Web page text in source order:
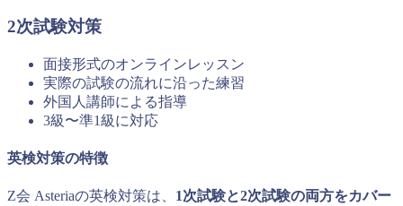
2次試験対策
面接形式のオンラインレッスン
実際の試験の流れに沿った練習
外国人講師による指導
3級〜準1級に対応
英検対策の特徴
Z会 Asteriaの英検対策は、 1次試験と2次試験の両方をカバー